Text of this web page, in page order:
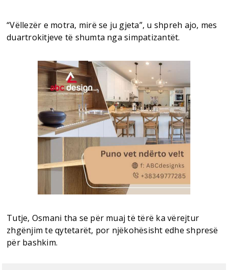
“Vëllezër e motra, mirë se ju gjeta”, u shpreh ajo, mes
duartrokitjeve të shumta nga simpatizantët.
Tutje, Osmani tha se për muaj të tërë ka vërejtur
zhgënjim te qytetarët, por njëkohësisht edhe shpresë
për bashkim.